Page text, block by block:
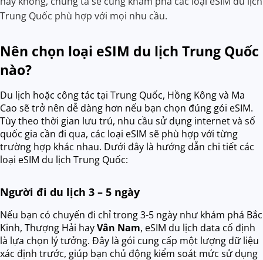
Trung Quốc phù hợp với mọi nhu cầu.
Nên chọn loại eSIM du lịch Trung Quốc
nào?
Du lịch hoặc công tác tại Trung Quốc, Hồng Kông và Ma
Cao sẽ trở nên dễ dàng hơn nếu bạn chọn đúng gói eSIM.
Tùy theo thời gian lưu trú, nhu cầu sử dụng internet và số
quốc gia cần đi qua, các loại eSIM sẽ phù hợp với từng
trường hợp khác nhau. Dưới đây là hướng dẫn chi tiết các
loại eSIM du lịch Trung Quốc:
Người đi du lịch 3 – 5 ngày
Nếu bạn có chuyến đi chỉ trong 3-5 ngày như khám phá Bắc
Kinh, Thượng Hải hayVân Nam, eSIM du lịch data cố định
là lựa chọn lý tưởng. Đây là gói cung cấp một lượng dữ liệu
xác định trước, giúp bạn chủ động kiểm soát mức sử dụng